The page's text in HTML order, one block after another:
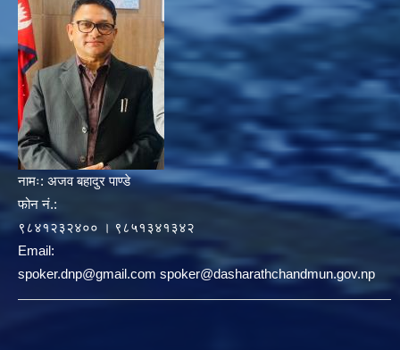
नामः: अजव बहादुर पाण्डे
फोन नं.:
९८४१२३२४०० । ९८५१३४१३४२
Email:
spoker.dnp@gmail.com spoker@dasharathchandmun.gov.np